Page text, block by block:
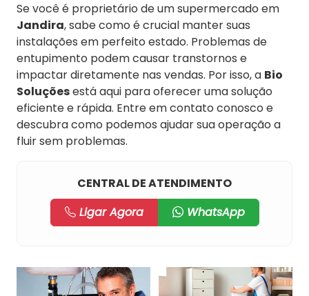
Se você é proprietário de um supermercado em
Jandira, sabe como é crucial manter suas
instalações em perfeito estado. Problemas de
entupimento podem causar transtornos e
impactar diretamente nas vendas. Por isso, a Bio
Soluçõesestá aqui para oferecer uma solução
eficiente e rápida. Entre em contato conosco e
descubra como podemos ajudar sua operação a
fluir sem problemas.
CENTRAL DE ATENDIMENTO
Ligar Agora
WhatsApp